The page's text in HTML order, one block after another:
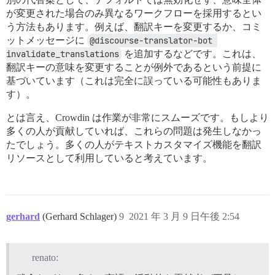
が変更された場合のみ異なるワークフローを採用するとい
う方法もあります。例えば、翻訳キーを変更するか、コミ
ットメッセージに @discourse-translator-bot
invalidate_translations を追加するなどです。これは、
翻訳キーの意味を変更することが例外であるという前提に
基づいています（これは完全に誤っている可能性もありま
す）。
とは言え、Crowdin は作業が非常にスムーズです。もしより
多くの人が貢献していれば、これらの問題は発生しなかっ
たでしょう。多くの人がテキストカスタマイズ機能を翻訳
リソースとして利用していると考えています。
gerhard (Gerhard Schlager) 2021 年 3 月 9 日午後 2:54
9
renato: